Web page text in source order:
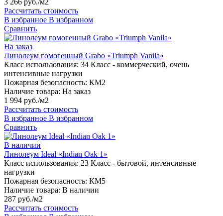
3 266 руб./м2
Рассчитать стоимость
В избранное В избранном
Сравнить
На заказ
Линолеум гомогенный Grabo «Triumph Vanila»
Класс использования: 34 Класс - коммерческий, очень
интенсивные нагрузки
Пожарная безопасность: КМ2
Наличие товара: На заказ
1 994 руб./м2
Рассчитать стоимость
В избранное В избранном
Сравнить
В наличии
Линолеум Ideal «Indian Oak 1»
Класс использования: 23 Класс - бытовой, интенсивные
нагрузки
Пожарная безопасность: КМ5
Наличие товара: В наличии
287 руб./м2
Рассчитать стоимость